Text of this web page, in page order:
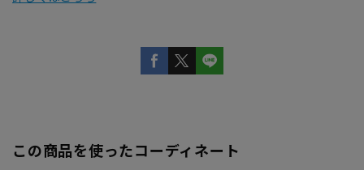
この商品を使ったコーディネート